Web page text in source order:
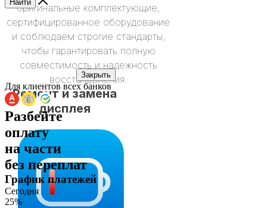
оригинальные комплектующие,
сертифицированное оборудование
и соблюдаем строгие стандарты,
чтобы гарантировать полную
совместимость и надежность
восстановления.
Ремонт и замена
дисплея
Найти
Закрыть
Для клиентов всех банков
Разбейте
оплату
на части
без переплат
График платежей
Сегодня
25%